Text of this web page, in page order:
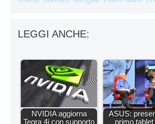
LEGGI ANCHE:
NVIDIA aggiorna
Tegra 4i con supporto
ASUS:
primo